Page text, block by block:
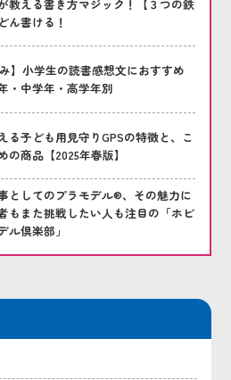
教える書き方マジック！【３つの鉄
ん書ける！
み】小学生の読書感想文におすすめ
・中学年・高学年別
る子ども用見守りGPSの特徴と、こ
の商品【2025年春版】
としてのプラモデル®、その魅力に
もまた挑戦したい人も注目の「ホビ
ル倶楽部」